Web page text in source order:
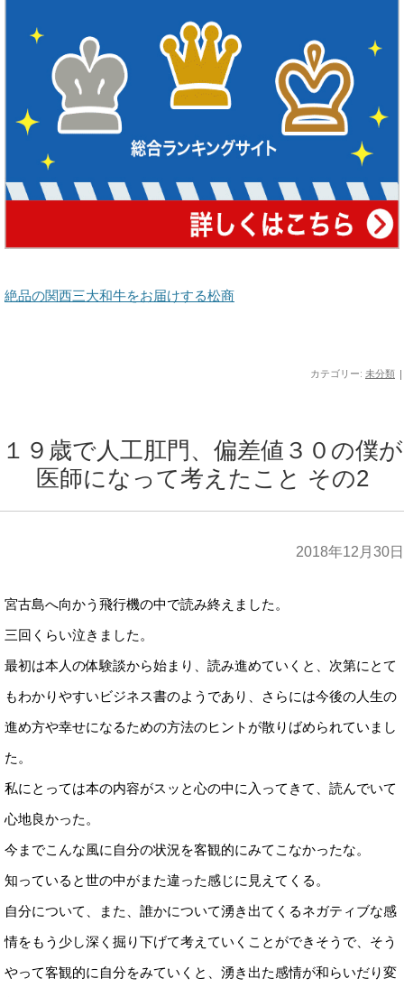
絶品の関西三大和牛をお届けする松商
カテゴリー: 未分類 |
１９歳で人工肛門、偏差値３０の僕が
医師になって考えたこと その2
2018年12月30日
宮古島へ向かう飛行機の中で読み終えました。
三回くらい泣きました。
最初は本人の体験談から始まり、読み進めていくと、次第にとて
もわかりやすいビジネス書のようであり、さらには今後の人生の
進め方や幸せになるための方法のヒントが散りばめられていまし
た。
私にとっては本の内容がスッと心の中に入ってきて、読んでいて
心地良かった。
今までこんな風に自分の状況を客観的にみてこなかったな。
知っていると世の中がまた違った感じに見えてくる。
自分について、また、誰かについて湧き出てくるネガティブな感
情をもう少し深く掘り下げて考えていくことができそうで、そう
やって客観的に自分をみていくと、湧き出た感情が和らいだり変